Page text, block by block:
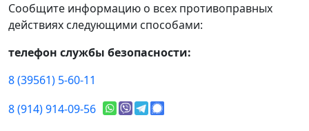
Сообщите информацию о всех противоправных
действиях следующими способами:
телефон службы безопасности:
8 (39561) 5-60-11
8 (914) 914-09-56